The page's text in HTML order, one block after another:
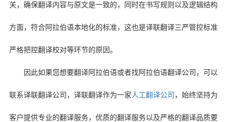
关，确保翻译内容与原文是一致的，同时在书写规则以及逻辑结构
方面，符合阿拉伯语本地化的标准，这也是译联翻译三严管控标准
严格把控翻译校对等环节的原因。
因此如果您想要翻译阿拉伯语或者找阿拉伯语翻译公司，可以
联系译联翻译公司，译联翻译作为一家 人工翻译公司 ，始终坚持为
客户提供专业的翻译服务，优质的翻译服务以及严格的翻译品质要